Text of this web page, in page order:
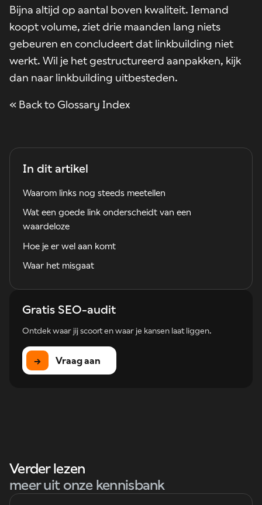
Bijna altijd op aantal boven kwaliteit. Iemand
koopt volume, ziet drie maanden lang niets
gebeuren en concludeert dat linkbuilding niet
werkt. Wil je het gestructureerd aanpakken, kijk
dan naar linkbuilding uitbesteden.
« Back to Glossary Index
In dit artikel
Waarom links nog steeds meetellen
Wat een goede link onderscheidt van een
waardeloze
Hoe je er wel aan komt
Waar het misgaat
Gratis SEO-audit
Ontdek waar jij scoort en waar je kansen laat liggen.
→ Vraag aan
Verder lezen
meer uit onze kennisbank